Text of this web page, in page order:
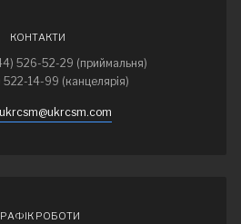
КОНТАКТИ
526-52-29 (приймальня)
14-99 (канцелярія)
ukrcsm@ukrcsm.com
РОБОТИ